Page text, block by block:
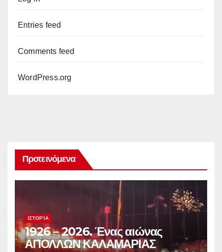
Entries feed
Comments feed
WordPress.org
Προτεινόμενα
ΙΣΤΟΡΊΑ
1926 – 2026. Ένας αιώνας
ΑΠΟΛΛΩΝ ΚΑΛΑΜΑΡΙΑΣ